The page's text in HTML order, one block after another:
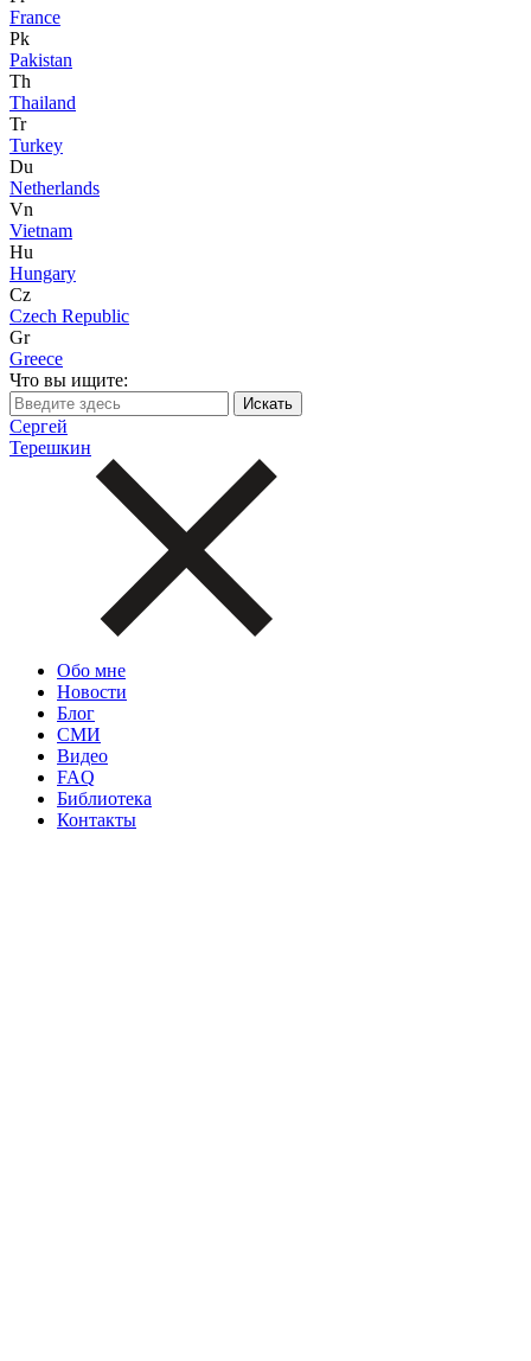
France
Pk
Pakistan
Th
Thailand
Tr
Turkey
Du
Netherlands
Vn
Vietnam
Hu
Hungary
Cz
Czech Republic
Gr
Greece
Что вы ищите:
Сергей
Терешкин
Обо мне
Новости
Блог
СМИ
Видео
FAQ
Библиотека
Контакты